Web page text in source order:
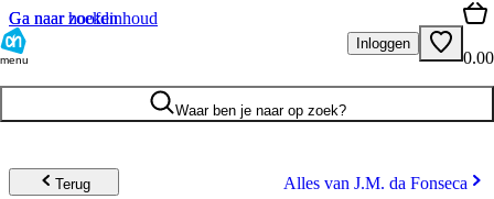
Ga naar hoofdinhoud
Ga naar zoeken
menu
Inloggen
0.00
Waar ben je naar op zoek?
Terug Alles van J.M. da Fonseca